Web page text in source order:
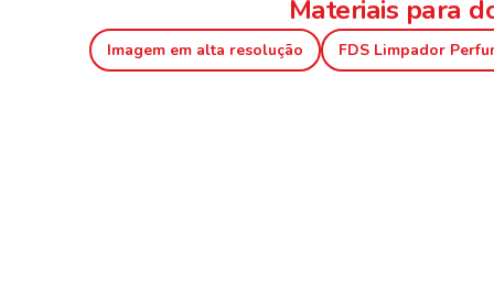
Materiais para
Imagem em alta resolução FDS Limpador